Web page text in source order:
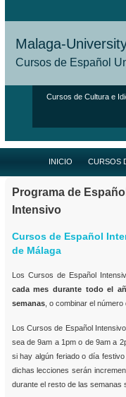
Malaga-
Cursos de Español
Cursos de Cultura e
INICIO CURSOS
Programa de Español
Intensivo
Cursos de Español
de Málaga
Los Cursos de Español
cada mes durante todo el
semanas, o combinar el
Los Cursos de Español
sea de 9am a 1pm o de 9am a
si hay algún feriado o día
dichas lecciones serán
durante el resto de las semanas